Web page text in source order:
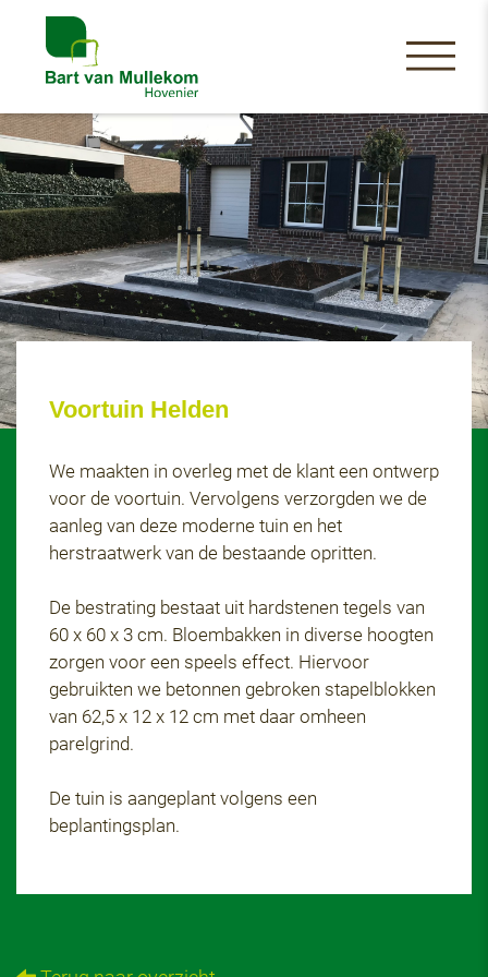
Voortuin Helden
We maakten in overleg met de klant een ontwerp
voor de voortuin. Vervolgens verzorgden we de
aanleg van deze moderne tuin en het
herstraatwerk van de bestaande opritten.
De bestrating bestaat uit hardstenen tegels van
60 x 60 x 3 cm. Bloembakken in diverse hoogten
zorgen voor een speels effect. Hiervoor
gebruikten we betonnen gebroken stapelblokken
van 62,5 x 12 x 12 cm met daar omheen
parelgrind.
De tuin is aangeplant volgens een
beplantingsplan.